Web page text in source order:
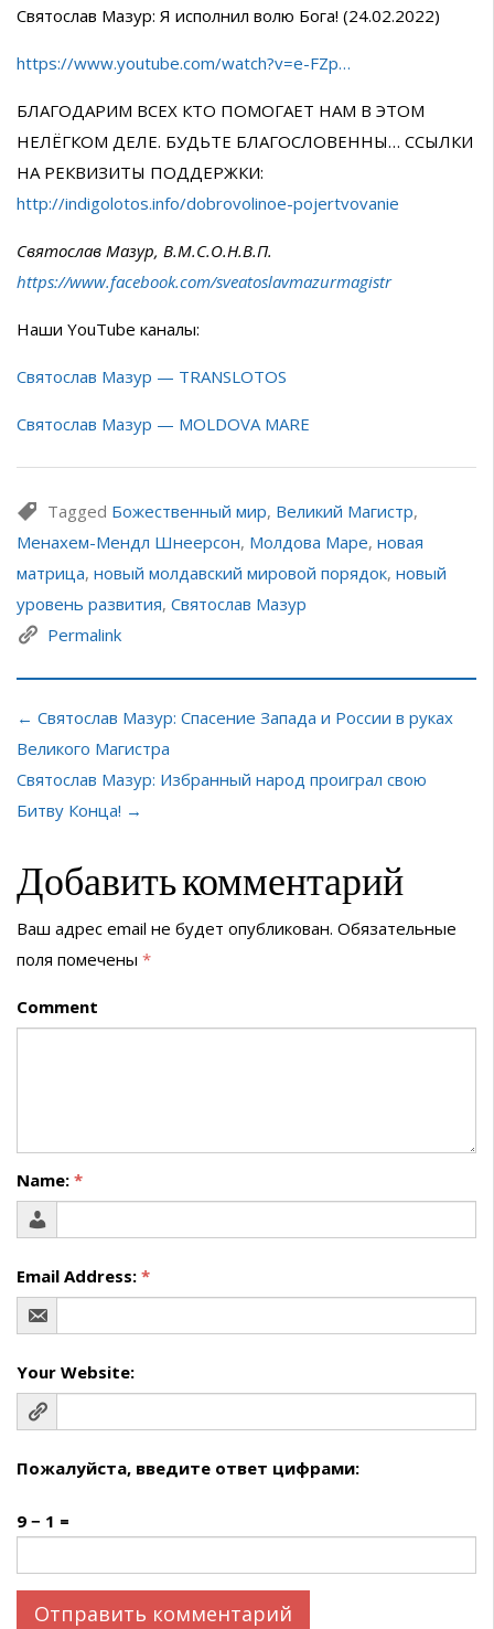
Святослав Мазур: Я исполнил волю Бога! (24.02.2022)
https://www.youtube.com/watch?v=e-FZp…
БЛАГОДАРИМ ВСЕХ КТО ПОМОГАЕТ НАМ В ЭТОМ
НЕЛЁГКОМ ДЕЛЕ. БУДЬТЕ БЛАГОСЛОВЕННЫ… ССЫЛКИ
НА РЕКВИЗИТЫ ПОДДЕРЖКИ:
http://indigolotos.info/dobrovolinoe-pojertvovanie
Святослав Мазур, В.М.С.О.Н.В.П.
https://www.facebook.com/sveatoslavmazurmagistr
Наши YouTube каналы:
Святослав Мазур — TRANSLOTOS
Святослав Мазур — MOLDOVA MARE
Tagged Божественный мир, Великий Магистр,
Менахем-Мендл Шнеерсон, Молдова Маре, новая
матрица, новый молдавский мировой порядок, новый
уровень развития, Святослав Мазур
Permalink
← Святослав Мазур: Спасение Запада и России в руках
Великого Магистра
Святослав Мазур: Избранный народ проиграл свою
Битву Конца! →
Добавить комментарий
Ваш адрес email не будет опубликован. Обязательные
поля помечены *
Comment
Name: *
Email Address: *
Your Website:
Пожалуйста, введите ответ цифрами:
9 − 1 =